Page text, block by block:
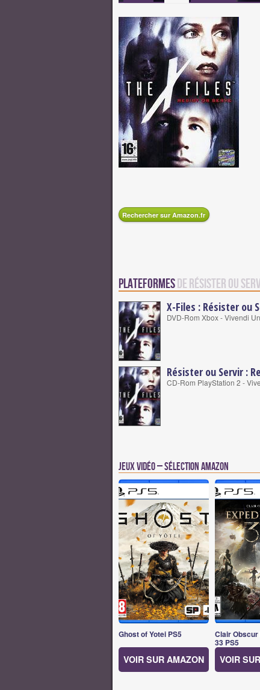
Rechercher sur Amazon.fr
Plateformesde Résister ou
X-Files : Résister ou
DVD-Rom Xbox - Vivendi
Résister ou Servir :
CD-Rom PlayStation 2 -
Jeux vidéo – Sélection Amazon
Ghost of Yotei PS5
VOIR SUR AMAZON
Clair
33 PS5
VOIR